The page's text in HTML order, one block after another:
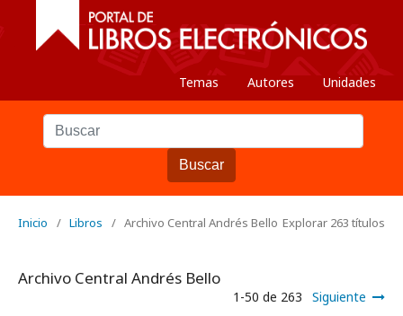
Temas Autores Unidades
Buscar
Inicio / Libros / Archivo Central Andrés Bello Explorar 263 títulos
Archivo Central Andrés Bello
1-50 de 263 Siguiente